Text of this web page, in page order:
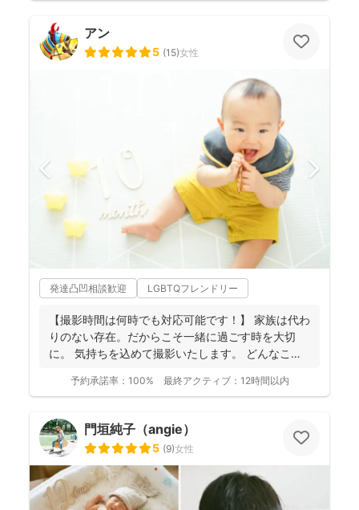
アン
5 (15)女性
発達凸凹相談歓迎 LGBTQフレンドリー
【撮影時間は何時でも対応可能です！】 家族は代わ
りのない存在。だからこそ一緒に過ごす時を大切
に。 気持ちを込めて撮影いたします。 どんなこと
予約承諾率： 100% 最終アクティブ： 12時間以内
門垣純子（angie）
5 (9)女性